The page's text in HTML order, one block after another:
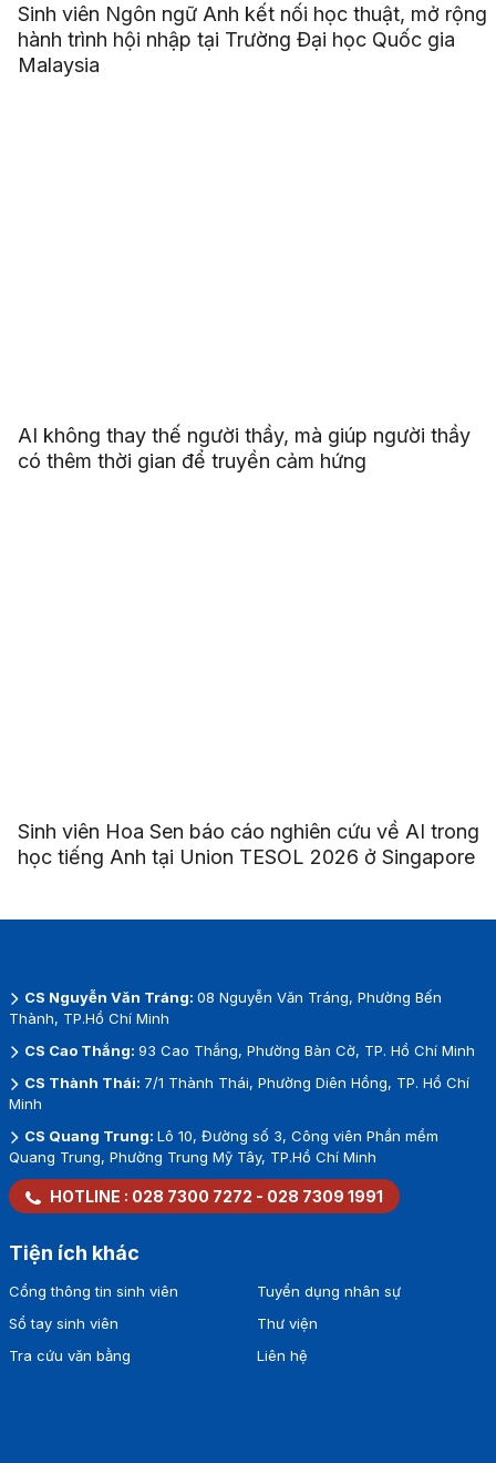
Sinh viên Ngôn ngữ Anh kết nối học thuật, mở rộng
hành trình hội nhập tại Trường Đại học Quốc gia
Malaysia
AI không thay thế người thầy, mà giúp người thầy
có thêm thời gian để truyền cảm hứng
Sinh viên Hoa Sen báo cáo nghiên cứu về AI trong
học tiếng Anh tại Union TESOL 2026 ở Singapore
CS Nguyễn Văn Tráng: 08 Nguyễn Văn Tráng, Phường Bến
Thành, TP.Hồ Chí Minh
CS Cao Thắng: 93 Cao Thắng, Phường Bàn Cờ, TP. Hồ Chí Minh
CS Thành Thái: 7/1 Thành Thái, Phường Diên Hồng, TP. Hồ Chí
Minh
CS Quang Trung: Lô 10, Đường số 3, Công viên Phần mềm
Quang Trung, Phường Trung Mỹ Tây, TP.Hồ Chí Minh
HOTLINE : 028 7300 7272 - 028 7309 1991
Tiện ích khác
Cổng thông tin sinh viên
Sổ tay sinh viên
Tra cứu văn bằng
Tuyển dụng nhân sự
Thư viện
Liên hệ